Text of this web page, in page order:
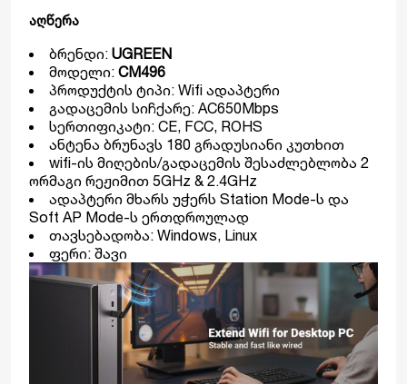
აღწერა
ბრენდი: UGREEN
მოდელი: CM496
პროდუქტის ტიპი: Wifi ადაპტერი
გადაცემის სიჩქარე: AC650Mbps
სერთიფიკატი: CE, FCC, ROHS
ანტენა ბრუნავს 180 გრადუსიანი კუთხით
wifi-ის მიღების/გადაცემის შესაძლებლობა 2
ორმაგი რეჟიმით 5GHz & 2.4GHz
ადაპტერი მხარს უჭერს Station Mode-ს და
Soft AP Mode-ს ერთდროულად
თავსებადობა: Windows, Linux
ფერი: შავი